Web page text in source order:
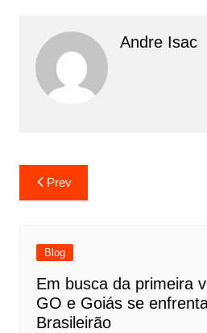
Andre Isac
Prev
Blog
Em busca da primeira
GO e Goiás se
Brasileirão